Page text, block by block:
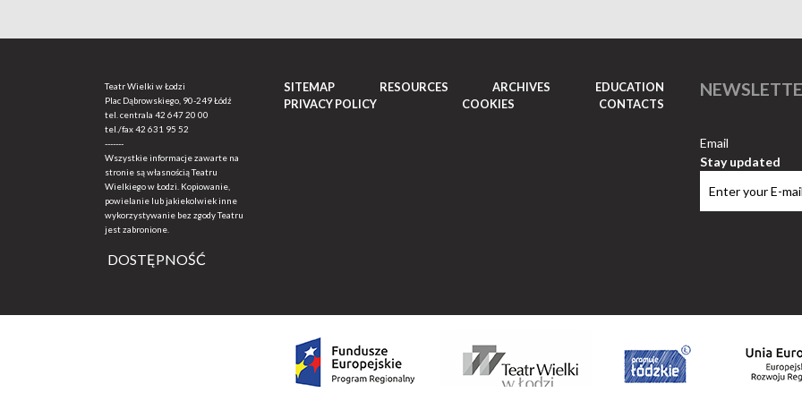
Teatr Wielki w Łodzi
Plac Dąbrowskiego, 90-249 Łódź
tel. centrala 42 647 20 00
tel./fax42 631 95 52
-------
Wszystkie informacje zawarte na
stronie są własnością Teatru
Wielkiego w Łodzi. Kopiowanie,
powielanie lub jakiekolwiek inne
wykorzystywanie bez zgody Teatru
jest zabronione.
DOSTĘPNOŚĆ
SITEMAP RESOURCES ARCHIVES
EDUCATION
PRIVACY POLICY
COOKIES CONTACTS
Email
Stay updated